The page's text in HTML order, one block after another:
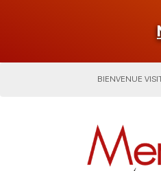
BIENVENUE